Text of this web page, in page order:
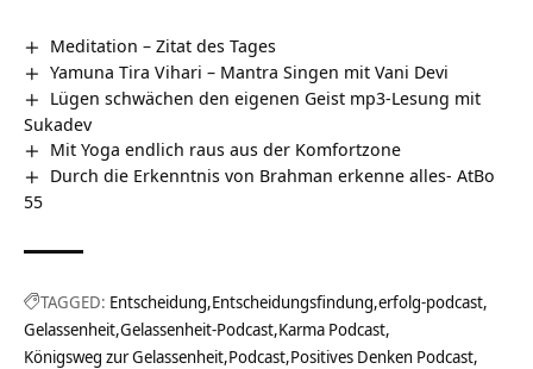
Meditation – Zitat des Tages
Yamuna Tira Vihari – Mantra Singen mit Vani Devi
Lügen schwächen den eigenen Geist mp3-Lesung mit
Sukadev
Mit Yoga endlich raus aus der Komfortzone
Durch die Erkenntnis von Brahman erkenne alles- AtBo
55
TAGGED: Entscheidung Entscheidungsfindung erfolg-podcast
Gelassenheit Gelassenheit-Podcast Karma Podcast
Königsweg zur Gelassenheit Podcast Positives Denken Podcast